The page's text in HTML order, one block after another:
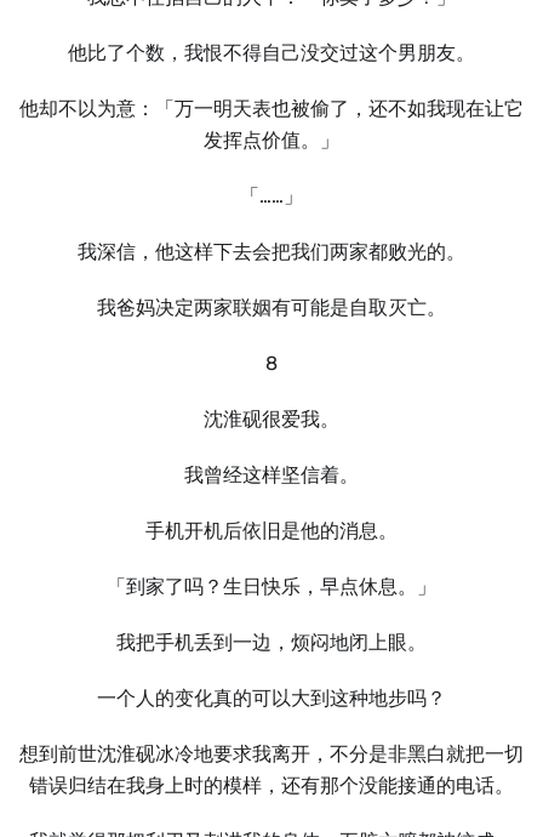
他比了个数，我恨不得自己没交过这个男朋友。
他却不以为意：「万一明天表也被偷了，还不如我现在让它
发挥点价值。」
「……」
我深信，他这样下去会把我们两家都败光的。
我爸妈决定两家联姻有可能是自取灭亡。
8
沈淮砚很爱我。
我曾经这样坚信着。
手机开机后依旧是他的消息。
「到家了吗？生日快乐，早点休息。」
我把手机丢到一边，烦闷地闭上眼。
一个人的变化真的可以大到这种地步吗？
想到前世沈淮砚冰冷地要求我离开，不分是非黑白就把一切
错误归结在我身上时的模样，还有那个没能接通的电话。